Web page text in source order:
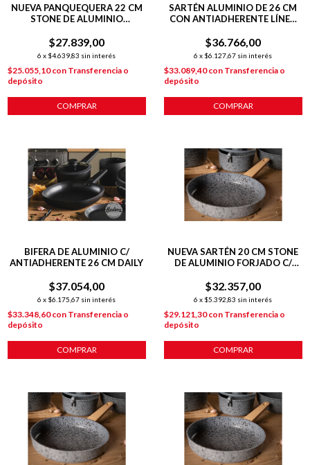
NUEVA PANQUEQUERA 22 CM
STONE DE ALUMINIO
P/ INDUCCIÓN
$27.839,00
6 x $4.639,83 sin interés
$25.055,10con Transferencia o
depósito
COMPRAR
SARTÉN ALUMINIO DE 26 CM
CON ANTIADHERENTE LÍNEA
$36.766,00
6 x $6.127,67 sin interés
$33.089,40con Transferencia o
depósito
COMPRAR
BIFERA DE ALUMINIO C/
ANTIADHERENTE 26 CM DAILY
$37.054,00
6 x $6.175,67 sin interés
$33.348,60con Transferencia o
depósito
COMPRAR
NUEVA SARTÉN 20 CM STONE
DE ALUMINIO FORJADO C/
INDUCCIÓN
$32.357,00
6 x $5.392,83 sin interés
$29.121,30con Transferencia o
depósito
COMPRAR